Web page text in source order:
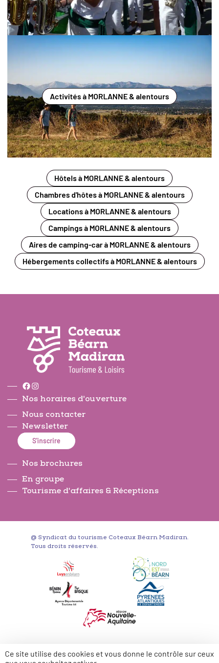
Ce site utilise des cookies et vous donne le contrôle sur ceux
Activités à MORLANNE & alentours
Hôtels à MORLANNE & alentours
Chambres d'hôtes à MORLANNE & alentours
Locations à MORLANNE & alentours
Campings à MORLANNE & alentours
Aires de camping-car à MORLANNE & alentours
Hébergements collectifs à MORLANNE & alentours
Facebook
Instagram
Nos horaires d'ouverture
Nous contacter
Newsletter
S'inscrire
Nos brochures
En groupe
Tourisme d'affaires & Réceptions
@ Syndicat du tourisme Coteaux Béarn Madiran.
Tous droits réservés.